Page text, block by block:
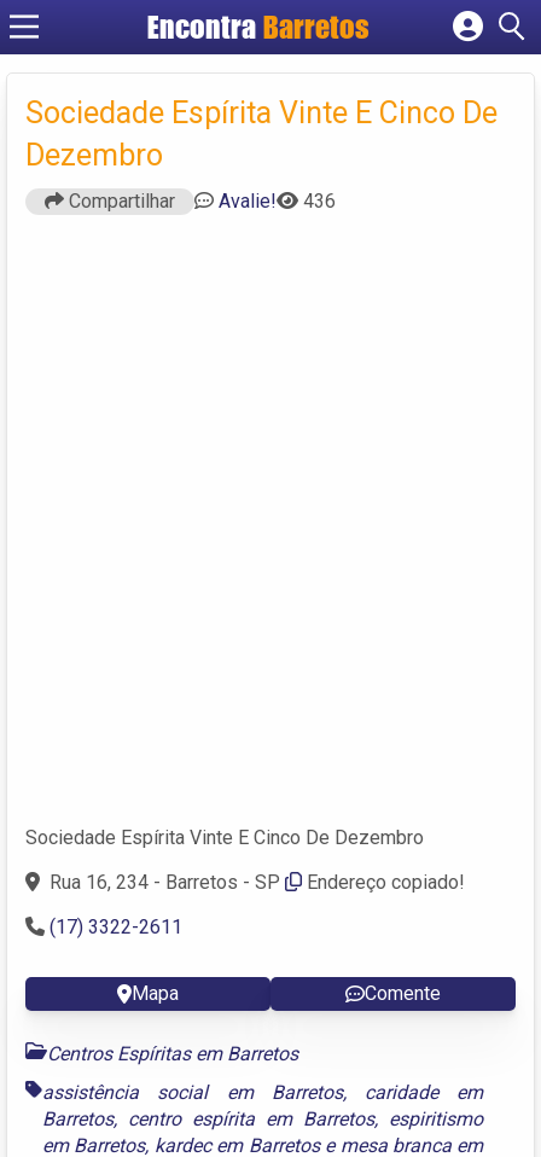
Encontra Barretos
Cadastrar empresa
Criar conta
Sociedade Espírita Vinte E Cinco De
Dezembro
Compartilhar Avalie! 436
Sociedade Espírita Vinte E Cinco De Dezembro
Rua 16, 234 - Barretos - SP
Endereço copiado!
(17) 3322-2611
Mapa Comente
Centros Espíritas em Barretos
assistência social em Barretos, caridade em
Barretos, centro espírita em Barretos, espiritismo
em Barretos, kardec em Barretose mesa branca em